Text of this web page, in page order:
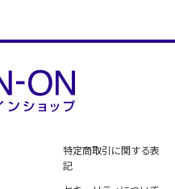
特定商取引に関する表
記